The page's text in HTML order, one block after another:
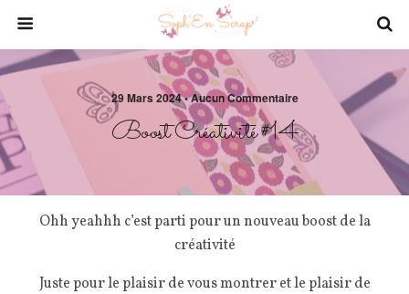
29 Mars 2024 • Aucun Commentaire
Boost Créativité #14
Ohh yeahhh c’est parti pour un nouveau boost de la
créativité
Juste pour le plaisir de vous montrer et le plaisir de